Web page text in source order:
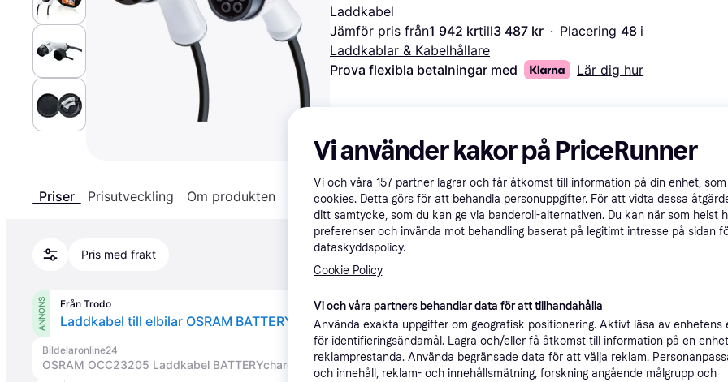
Laddkabel
Jämför pris från1 942 krtill3 487 kr · Placering 48 i
Laddkablar & Kabelhållare
Prova flexibla betalningar med
Lär dig hur
Priser Prisutveckling Om produkten Specifikationer
Pris med frakt
ANNONS Från Trodo
Laddkabel till elbilar OSRAM BATTERYcharge 7PIN 1PHASE 32 A
Bildelaronline24
OSRAM OCC23205 Laddkabel BATTERYcharge 7PIN Fri frakt1
Vi använder kakor på PriceRunner
Vi och våra 157 partner lagrar och får åtkomst till information på din enhet,
cookies. Detta görs för att behandla personuppgifter. För att vidta dessa
ditt samtycke, som du kan ge via banderoll-alternativen. Du kan när som helst
preferenser och invända mot behandling baserat på legitimt intresse på sidan
dataskyddspolicy.
Cookie Policy
Vi och våra partners behandlar data för att tillhandahålla
Använda exakta uppgifter om geografisk positionering. Aktivt läsa av enhetens
för identifieringsändamål. Lagra och/eller få åtkomst till information på en
reklamprestanda. Använda begränsade data för att välja reklam.
och innehåll, reklam- och innehållsmätning, forskning angående målgrupp och